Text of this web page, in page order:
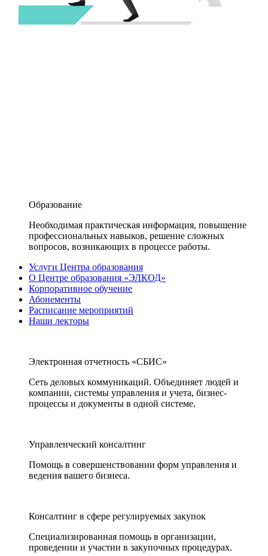
Образование
Необходимая практическая информация, повышение
профессиональных навыков, решение сложных
вопросов, возникающих в процессе работы.
Услуги Центра образования
О Центре образования «ЭЛКОД»
Корпоративное обучение
Абонементы
Расписание мероприятий
Наши лекторы
Электронная отчетность «СБИС»
Сеть деловых коммуникаций. Объединяет людей и
компании, системы управления и учета, бизнес-
процессы и документы в одной системе.
Управленческий консалтинг
Помощь в совершенствовании форм управления и
ведения вашего бизнеса.
Консалтинг в сфере регулируемых закупок
Специализированная помощь в организации,
проведении и участии в закупочных процедурах.